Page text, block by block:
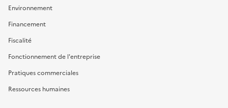
Environnement
Financement
Fiscalité
Fonctionnement de l'entreprise
Pratiques commerciales
Ressources humaines